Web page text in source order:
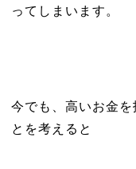
ってしまいます。
今でも、高いお金
とを考えると